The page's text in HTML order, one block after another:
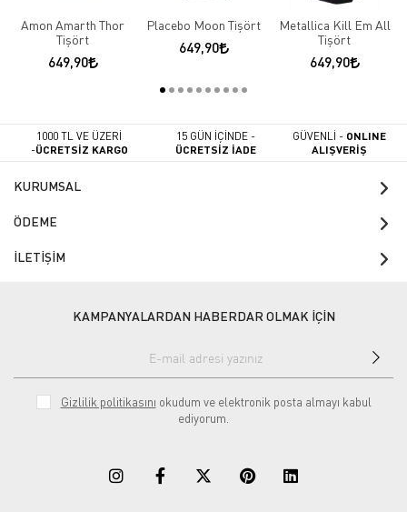
Amon Amarth Thor
Tişört
649,90
Placebo Moon Tişört
649,90
Metallica Kill Em All
Tişört
649,90
1000 TL VE ÜZERİ
-ÜCRETSİZ KARGO
15 GÜN İÇİNDE -
ÜCRETSİZ İADE
GÜVENLİ - ONLINE
ALIŞVERİŞ
KURUMSAL
ÖDEME
İLETİŞİM
KAMPANYALARDAN HABERDAR OLMAK İÇİN
Gizlilik politikasını okudum ve elektronik posta almayı kabul
ediyorum.